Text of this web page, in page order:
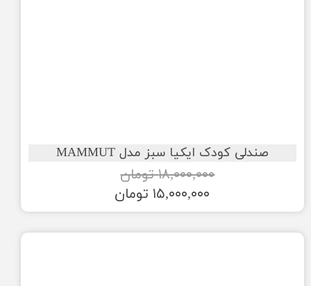
صندلی کودک ایکیا سبز مدل MAMMUT
۱۸,۰۰۰,۰۰۰ تومان
۱۵,۰۰۰,۰۰۰ تومان